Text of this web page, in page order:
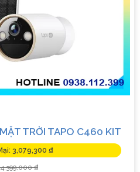
TRỜI TAPO C460 KIT
3,079,300 ₫
₫